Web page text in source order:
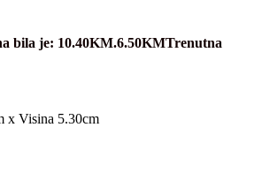
bila je: 10.40KM.6.50KMTrenutna
x Visina 5.30cm